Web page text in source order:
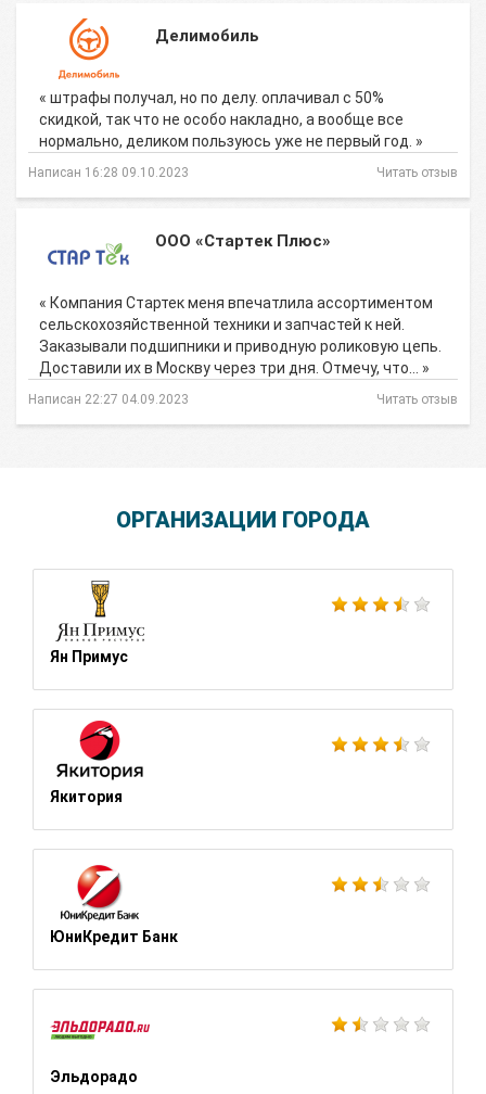
Делимобиль
« штрафы получал, но по делу. оплачивал с 50%
скидкой, так что не особо накладно, а вообще все
нормально, деликом пользуюсь уже не первый год. »
Написан 16:28 09.10.2023 Читать отзыв
ООО «Стартек Плюс»
« Компания Стартек меня впечатлила ассортиментом
сельскохозяйственной техники и запчастей к ней.
Заказывали подшипники и приводную роликовую цепь.
Доставили их в Москву через три дня. Отмечу, что… »
Написан 22:27 04.09.2023 Читать отзыв
ОРГАНИЗАЦИИ ГОРОДА
Ян Примус
Якитория
ЮниКредит Банк
Эльдорадо